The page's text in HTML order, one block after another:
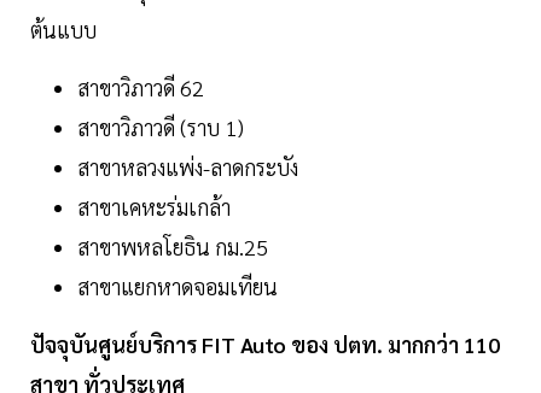
ต้นแบบ
สาขาวิภาวดี 62
สาขาวิภาวดี (ราบ 1)
สาขาหลวงแพ่ง-ลาดกระบัง
สาขาเคหะร่มเกล้า
สาขาพหลโยธิน กม.25
สาขาแยกหาดจอมเทียน
ปัจจุบันศูนย์บริการ FIT Auto ของ ปตท. มากกว่า 110
สาขา ทั่วประเทศ